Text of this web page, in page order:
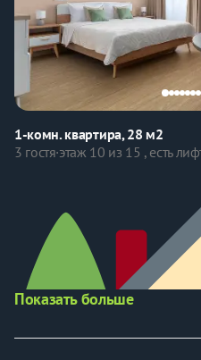
1-комн. квартира, 28 м2
3 гостя·этаж 10 из 15 , есть
Показать больше